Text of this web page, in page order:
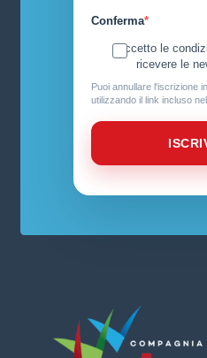
Conferma
Accetto le
ricevere le
Puoi annullare l'iscrizione
utilizzando il link incluso